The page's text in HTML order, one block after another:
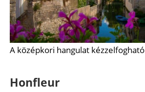
A középkori hangulat kézzelfogható
Honfleur